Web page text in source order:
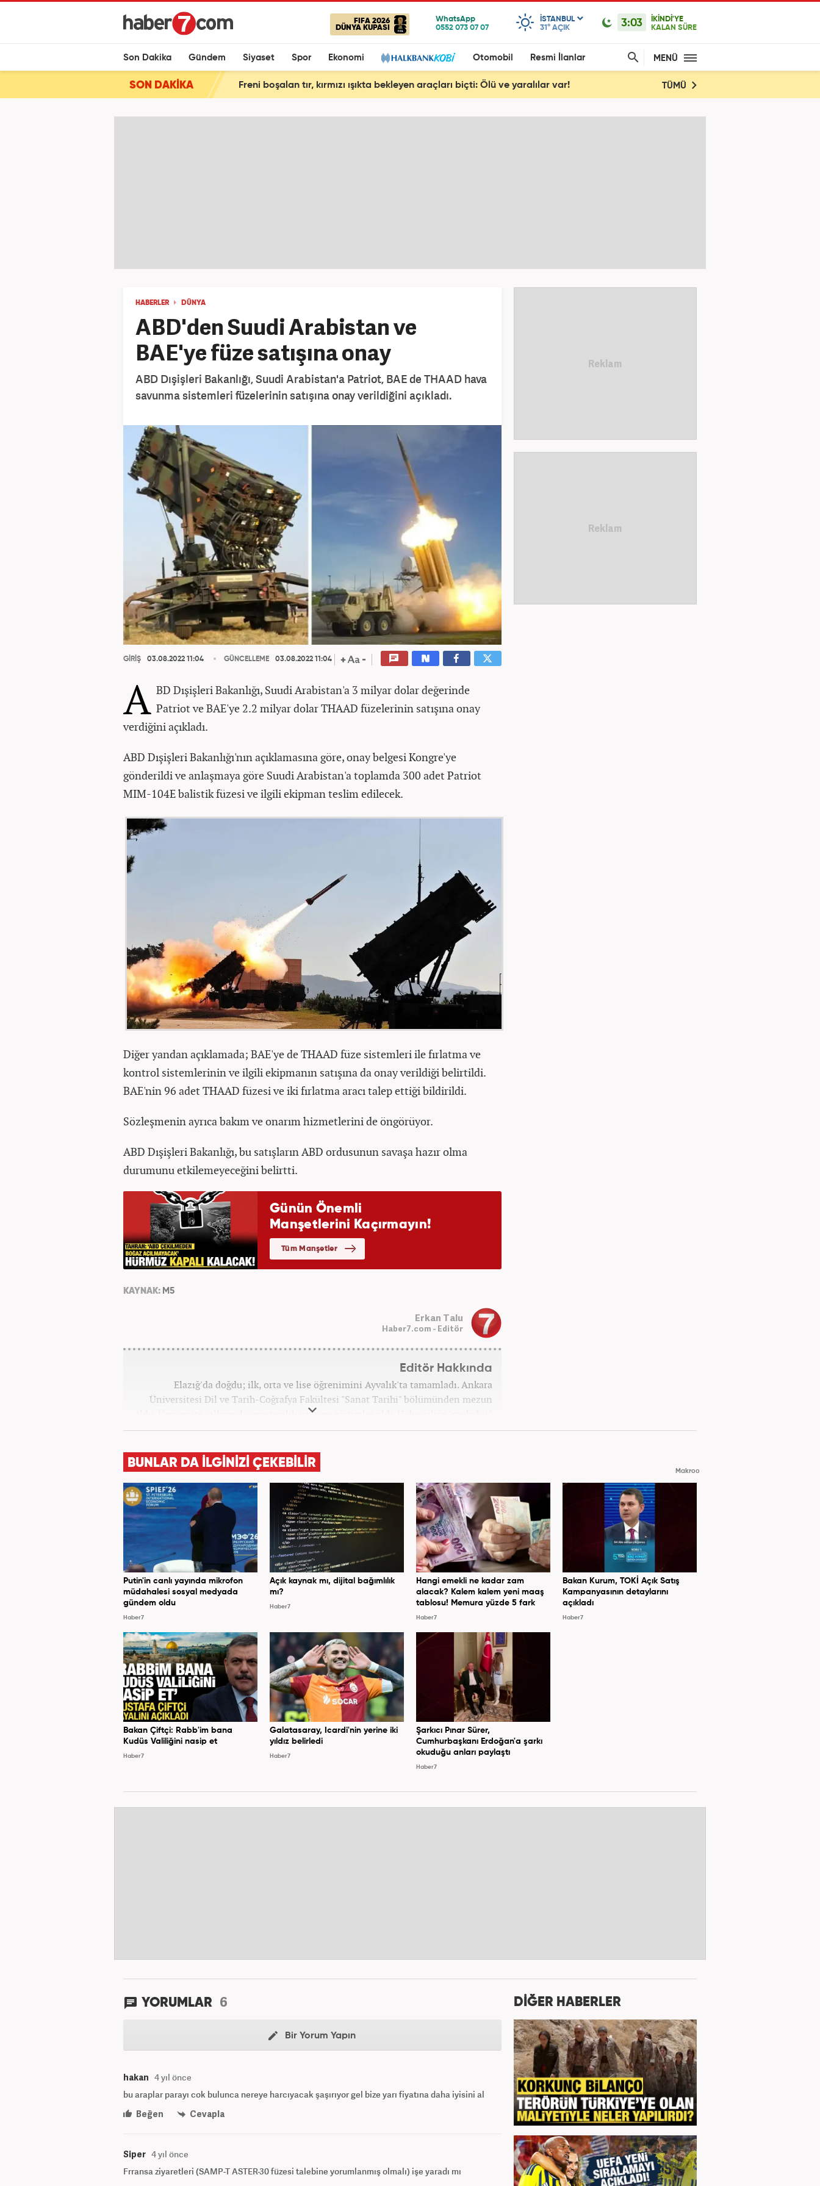
FIFA 2026
DÜNYA KUPASI
ISTANBUL
31° AÇIK 3:03
İKİNDİ'YE
KALAN SÜRE
Son Dakika Gündem Siyaset Spor Ekonomi Otomobil Resmi İlanlar MENÜ
SON DAKİKA Freni boşalan tır, kırmızı ışıkta bekleyen araçları biçti: Ölü ve yaralılar var! TÜMÜ
HABERLER DÜNYA
ABD'den Suudi Arabistan ve
BAE'ye füze satışına onay
ABD Dışişleri Bakanlığı, Suudi Arabistan'a Patriot, BAE de THAAD hava
savunma sistemleri füzelerinin satışına onay verildiğini açıkladı.
GİRİŞ 03.08.2022 11:04 GÜNCELLEME 03.08.2022 11:04
A BD Dışişleri Bakanlığı, Suudi Arabistan'a 3 milyar dolar değerinde
Patriot ve BAE'ye 2.2 milyar dolar THAAD füzelerinin satışına onay
verdiğini açıkladı.
ABD Dışişleri Bakanlığı'nın açıklamasına göre, onay belgesi Kongre'ye
gönderildi ve anlaşmaya göre Suudi Arabistan'a toplamda 300 adet Patriot
MIM-104E balistik füzesi ve ilgili ekipman teslim edilecek.
Diğer yandan açıklamada; BAE'ye de THAAD füze sistemleri ile fırlatma ve
kontrol sistemlerinin ve ilgili ekipmanın satışına da onay verildiği belirtildi.
BAE'nin 96 adet THAAD füzesi ve iki fırlatma aracı talep ettiği bildirildi.
Sözleşmenin ayrıca bakım ve onarım hizmetlerini de öngörüyor.
ABD Dışişleri Bakanlığı, bu satışların ABD ordusunun savaşa hazır olma
durumunu etkilemeyeceğini belirtti.
KAYNAK: M5
Erkan Talu
Haber7.com - Editör
Editör Hakkında
Elazığ'da doğdu; ilk, orta ve lise öğrenimini Ayvalık'ta tamamladı. Ankara
Üniversitesi Dil ve Tarih-Coğrafya Fakültesi "Sanat Tarihi" bölümünden mezun
oldu. Üniversite yıllarında gazetecilik üzerine eğitimler aldı. Haberciliğe "muhabir"
olarak Kanal 7'de başladı; daha sonra Haber 7'ye geçti. Kariyerine, Haber7'de
BUNLAR DA İLGİNİZİ ÇEKEBİLİR
Makroo
Putin'in canlı yayında mikrofon
müdahalesi sosyal medyada
gündem oldu
Haber7
Açık kaynak mı, dijital bağımlılık
mı?
Haber7
Hangi emekli ne kadar zam
alacak? Kalem kalem yeni maaş
tablosu! Memura yüzde 5 fark
Haber7
Bakan Kurum, TOKİ Açık Satış
Kampanyasının detaylarını
açıkladı
Haber7
Bakan Çiftçi: Rabb'im bana
Kudüs Valiliğini nasip et
Haber7
Galatasaray, Icardi'nin yerine iki
yıldız belirledi
Haber7
Şarkıcı Pınar Sürer,
Cumhurbaşkanı Erdoğan'a şarkı
okuduğu anları paylaştı
Haber7
YORUMLAR 6
Bir Yorum Yapın
hakan 4 yıl önce
bu araplar parayı cok bulunca nereye harcıyacak şaşırıyor gel bize yarı fiyatına daha iyisini al
Beğen
Cevapla
Siper 4 yıl önce
Frransa ziyaretleri (SAMP-T ASTER-30 füzesi talebine yorumlanmış olmalı) işe yaradı mı
DİĞER HABERLER